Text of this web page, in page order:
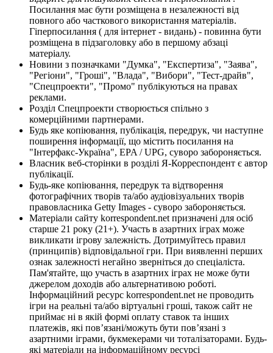
Посилання має бути розміщена в незалежності від
повного або часткового використання матеріалів.
Гіперпосилання ( для інтернет - видань) - повинна бути
розміщена в підзаголовку або в першому абзаці
матеріалу.
Новини з позначками "Думка", "Експертиза", "Заява",
"Регіони", "Гроші", "Влада", "Вибори", "Тест-драйв",
"Спецпроекти", "Промо" публікуються на правах
реклами.
Розділ Спецпроекти створюється спільно з
комерційними партнерами.
Будь яке копіювання, публікація, передрук, чи наступне
поширення інформації, що містить посилання на
"Інтерфакс-Україна", EPA / UPG, суворо забороняється.
Власник веб-сторінки в розділі Я-Корреспондент є автор
публікації.
Будь-яке копіювання, передрук та відтворення
фотографічних творів та/або аудіовізуальних творів
правовласника Getty Images - суворо забороняється.
Матеріали сайту korrespondent.net призначені для осіб
старше 21 року (21+). Участь в азартних іграх може
викликати ігрову залежність. Дотримуйтесь правил
(принципів) відповідальної гри. При виявленні перших
ознак залежності негайно зверніться до спеціаліста.
Пам'ятайте, що участь в азартних іграх не може бути
джерелом доходів або альтернативою роботі.
Інформаційний ресурс korrespondent.net не проводить
ігри на реальні та/або віртуальні гроші, також сайт не
приймає ні в якій формі оплату ставок та інших
платежів, які пов’язані/можуть бути пов’язані з
азартними іграми, букмекерами чи тоталізаторами. Будь-
які матеріали на інформаційному ресурсі